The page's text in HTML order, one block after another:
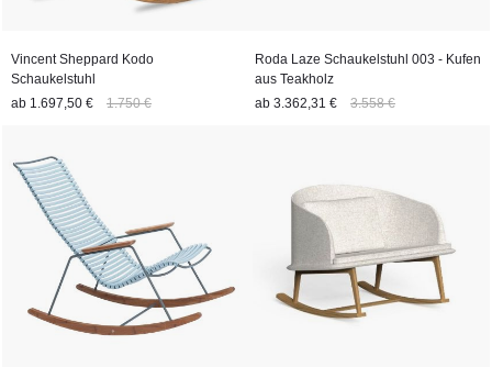
Vincent Sheppard Kodo
Schaukelstuhl
ab 1.697,50 € 1.750 €
Roda Laze Schaukelstuhl 003 - Kufen
aus Teakholz
ab 3.362,31 € 3.558 €